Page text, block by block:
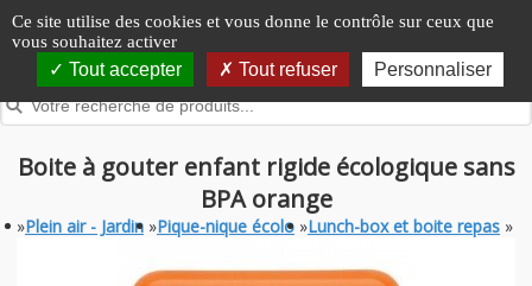
Panneau de gestion des cookies
Ce site utilise des cookies et vous donne le contrôle sur ceux que
vous souhaitez activer
Tout accepter Tout refuser Personnaliser
Boite à gouter enfant rigide écologique sans
BPA orange
»Plein air - Jardin »Pique-nique écolo »Lunch-box et boite repas »